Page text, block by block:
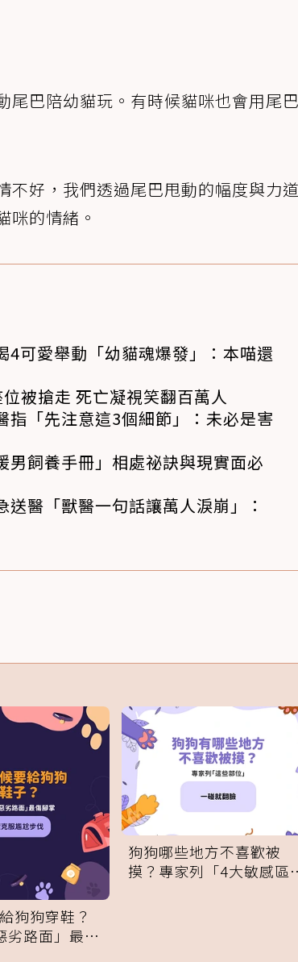
尾巴陪幼貓玩。有時候貓咪也會用尾
不好，我們透過尾巴甩動的幅度與力
咪的情緒。
4可愛舉動「幼貓魂爆發」：本喵還
被搶走 死亡凝視笑翻百萬人
指「先注意這3個細節」：未必是害
飼養手冊」相處祕訣與現實面必
醫「獸醫一句話讓萬人淚崩」：
狗狗穿鞋？
劣路面」最傷
狗狗哪些地方不喜歡被
摸？專家列「4大敏感區